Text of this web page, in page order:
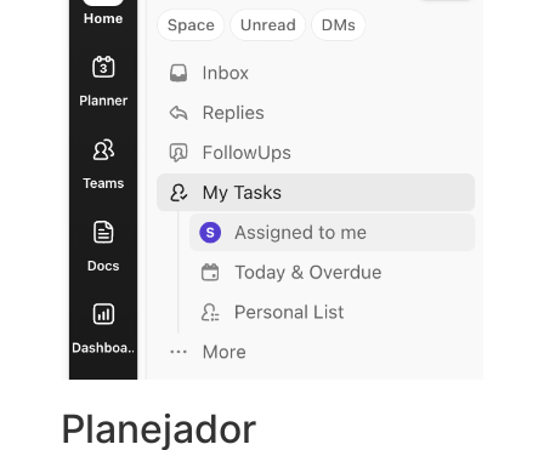
Planejador